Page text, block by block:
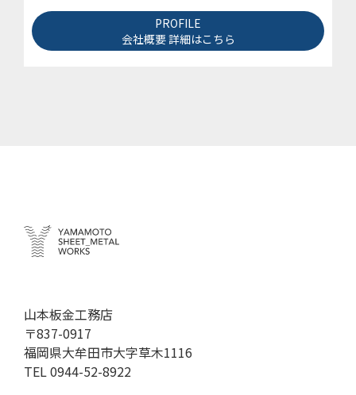
PROFILE
会社概要 詳細はこちら
山本板金工務店
〒837-0917
福岡県大牟田市大字草木1116
TEL 0944-52-8922